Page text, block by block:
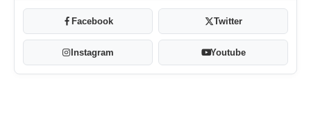
Facebook Twitter
Instagram Youtube